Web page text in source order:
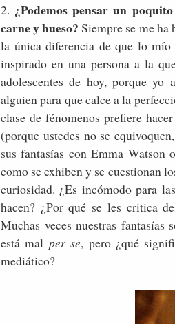
2. ¿Podemos pensar un
carne y hueso?Siempre se me ha
la única diferencia de que lo
inspirado en una persona a la
adolescentes de hoy, porque yo
alguien para que calce a la
clase de fénomenos prefiere
(porque ustedes no se
sus fantasías con Emma Watson
como se exhiben y se cuestionan
curiosidad. ¿Es incómodo para
hacen? ¿Por qué se les critica
Muchas veces nuestras
está mal per se, pero ¿qué
mediático?